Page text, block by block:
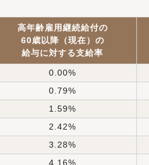
高年齢雇用継続給付の
60歳以降（現在）の
給与に対する支給率
0.00%
0.79%
1.59%
2.42%
3.28%
4.16%